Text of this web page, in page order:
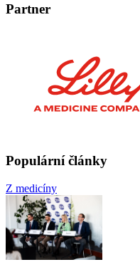
Partner
Populární články
Z medicíny